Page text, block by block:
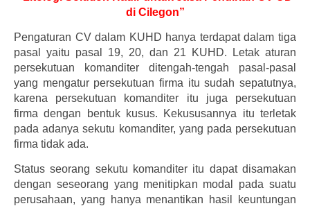
di Cilegon”
Pengaturan CV dalam KUHD hanya terdapat dalam tiga
pasal yaitu pasal 19, 20, dan 21 KUHD. Letak aturan
persekutuan komanditer ditengah-tengah pasal-pasal
yang mengatur persekutuan firma itu sudah sepatutnya,
karena persekutuan komanditer itu juga persekutuan
firma dengan bentuk kusus. Kekususannya itu terletak
pada adanya sekutu komanditer, yang pada persekutuan
firma tidak ada.
Status seorang sekutu komanditer itu dapat disamakan
dengan seseorang yang menitipkan modal pada suatu
perusahaan, yang hanya menantikan hasil keuntungan